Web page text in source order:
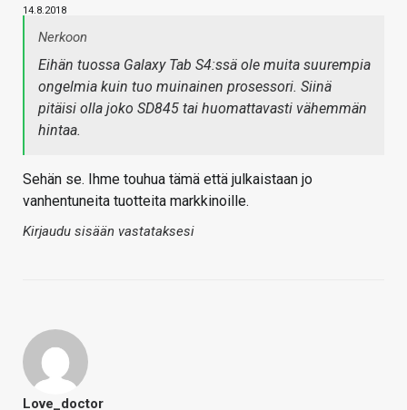
14.8.2018
Nerkoon
Eihän tuossa Galaxy Tab S4:ssä ole muita suurempia
ongelmia kuin tuo muinainen prosessori. Siinä
pitäisi olla joko SD845 tai huomattavasti vähemmän
hintaa.
Sehän se. Ihme touhua tämä että julkaistaan jo
vanhentuneita tuotteita markkinoille.
Kirjaudu sisään vastataksesi
Love_doctor